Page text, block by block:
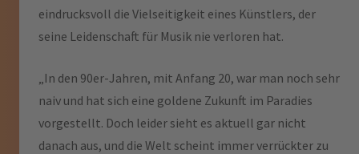
eindrucksvoll die Vielseitigkeit eines Künstlers, der
seine Leidenschaft für Musik nie verloren hat.
„In den 90er-Jahren, mit Anfang 20, war man noch sehr
naiv und hat sich eine goldene Zukunft im Paradies
vorgestellt. Doch leider sieht es aktuell gar nicht
danach aus, und die Welt scheint immer verrückter zu